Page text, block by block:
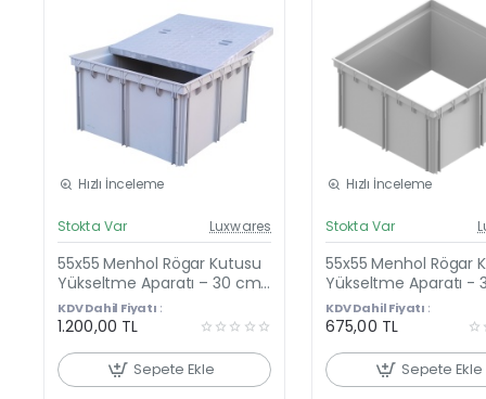
Hızlı İnceleme
Yeni Ürün
Stokta Var Luxwares
55x55 Menhol Rögar Kutusu
Yükseltme Aparatı – 30 cm
Yükseltici Çerçeve + Plastik
Kapağı
KDV Dahil Fiyatı :
1.200,00 TL
Sepete Ekle
Hızlı İnceleme
Stokta Var
55x55 Menhol Rögar
Yükseltme Aparatı -
Yükseltici Çerçeve -
55CM
KDV Dahil Fiyatı :
675,00 TL
Sepete Ekle